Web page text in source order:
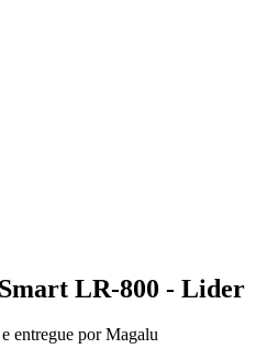
LR-800 - Lider
e entregue por Magalu